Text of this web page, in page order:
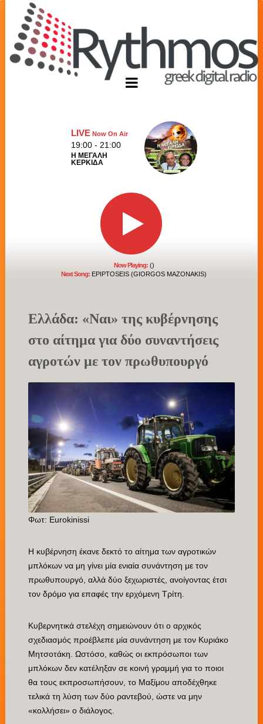
LIVENow On Air
19:00 - 21:00
Η ΜΕΓΑΛΗ
ΚΕΡΚΙΔΑ
Now Playing:()
Next Song: EPIPTOSEIS (GIORGOS MAZONAKIS)
Ελλάδα: «Ναι» της κυβέρνησης
στο αίτημα για δύο συναντήσεις
αγροτών με τον πρωθυπουργό
Φωτ: Eurokinissi
Η κυβέρνηση έκανε δεκτό το αίτημα των αγροτικών
μπλόκων να μη γίνει μία ενιαία συνάντηση με τον
πρωθυπουργό, αλλά δύο ξεχωριστές, ανοίγοντας έτσι
τον δρόμο για επαφές την ερχόμενη Τρίτη.
Κυβερνητικά στελέχη σημειώνουν ότι ο αρχικός
σχεδιασμός προέβλεπε μία συνάντηση με τον Κυριάκο
Μητσοτάκη. Ωστόσο, καθώς οι εκπρόσωποι των
μπλόκων δεν κατέληξαν σε κοινή γραμμή για το ποιοι
θα τους εκπροσωπήσουν, το Μαξίμου αποδέχθηκε
τελικά τη λύση των δύο ραντεβού, ώστε να μην
«κολλήσει» ο διάλογος.